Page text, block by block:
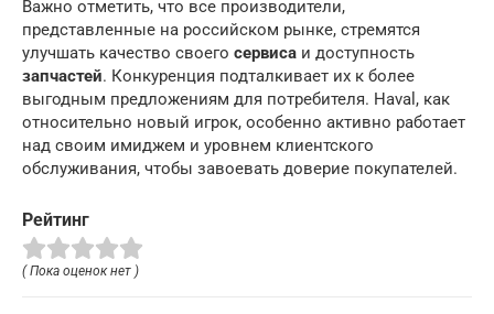
Важно отметить, что все производители,
представленные на российском рынке, стремятся
улучшать качество своего сервиса и доступность
запчастей. Конкуренция подталкивает их к более
выгодным предложениям для потребителя. Haval, как
относительно новый игрок, особенно активно работает
над своим имиджем и уровнем клиентского
обслуживания, чтобы завоевать доверие покупателей.
Рейтинг
( Пока оценок нет )